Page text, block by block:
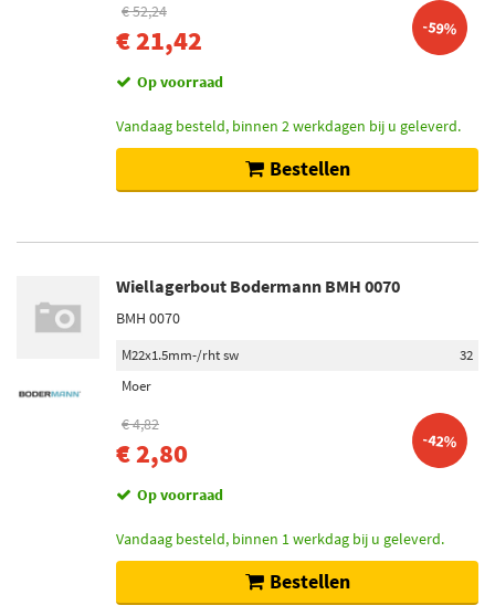
€ 52,24
€ 21,42 -59%
Op voorraad
Vandaag besteld, binnen 2 werkdagen bij u geleverd.
Bestellen
Wiellagerbout Bodermann BMH 0070
BMH 0070
M22x1.5mm-/rht sw
32
Moer
€ 4,82
€ 2,80 -42%
Op voorraad
Vandaag besteld, binnen 1 werkdag bij u geleverd.
Bestellen